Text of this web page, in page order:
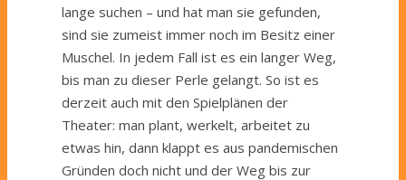
lange suchen – und hat man sie gefunden,
sind sie zumeist immer noch im Besitz einer
Muschel. In jedem Fall ist es ein langer Weg,
bis man zu dieser Perle gelangt. So ist es
derzeit auch mit den Spielplänen der
Theater: man plant, werkelt, arbeitet zu
etwas hin, dann klappt es aus pandemischen
Gründen doch nicht und der Weg bis zur